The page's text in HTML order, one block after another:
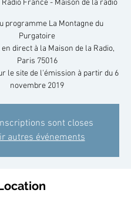
Radio France - Maison de la radio
programme La Montagne du
Purgatoire
direct à la Maison de la Radio,
Paris 75016
le site de l'émission à partir du 6
novembre 2019
sont closes
autres événements